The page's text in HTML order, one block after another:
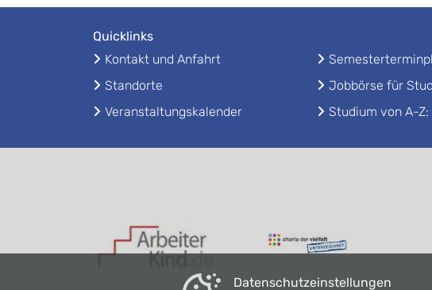
Quicklinks
Kontakt und Anfahrt
Standorte
Veranstaltungskalender
Jobbörse für
Studium von A-Z:
Datenschutzeinstellungen